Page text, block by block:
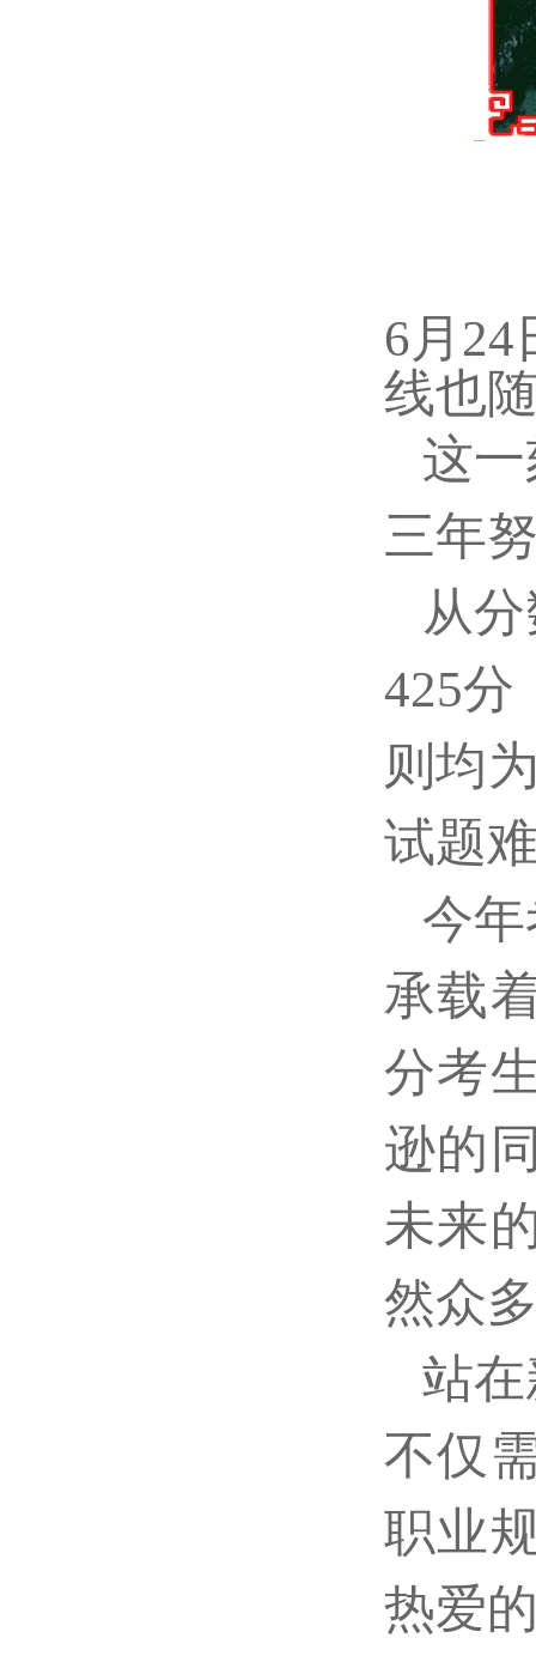
6月24
线也
这
三年
从
425分
则均
试题
今
承载
分考
逊的
未来
然众
站
不仅
职业
热爱